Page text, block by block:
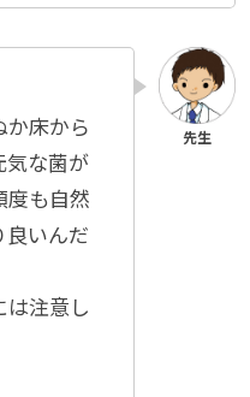
か床から
気な菌が
度も自然
良いんだ
注意し